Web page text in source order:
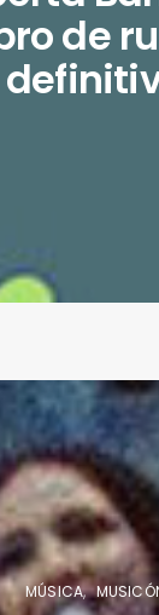
de
MÚSICA